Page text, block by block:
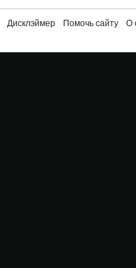
Дисклэймер Помочь сайту О